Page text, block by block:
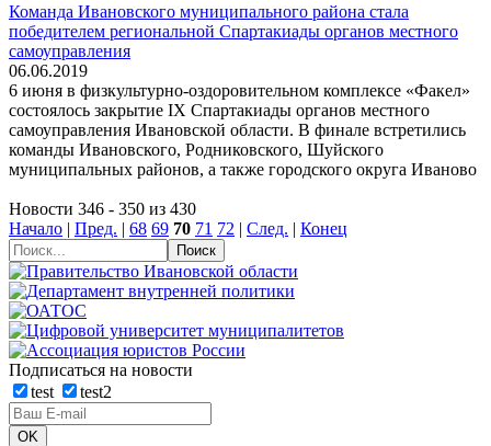
Команда Ивановского муниципального района стала
победителем региональной Спартакиады органов местного
самоуправления
06.06.2019
6 июня в физкультурно-оздоровительном комплексе «Факел»
состоялось закрытие IX Спартакиады органов местного
самоуправления Ивановской области. В финале встретились
команды Ивановского, Родниковского, Шуйского
муниципальных районов, а также городского округа Иваново
Новости 346 - 350 из 430
Начало | Пред. | 68 69 70 71 72 | След. | Конец
Подписаться на новости
test
test2